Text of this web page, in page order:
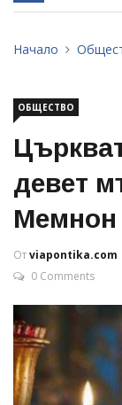
Начало
ОБЩЕСТВО
девет
Мемнон
Отviapontika.com
0 Comments